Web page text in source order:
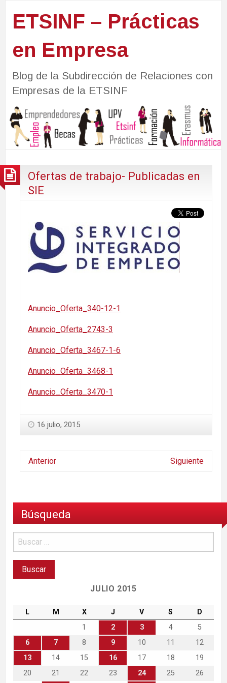
ETSINF – Prácticas
en Empresa
Blog de la Subdirección de Relaciones con
Empresas de la ETSINF
Ofertas de trabajo- Publicadas en
SIE
Anuncio_Oferta_340-12-1
Anuncio_Oferta_2743-3
Anuncio_Oferta_3467-1-6
Anuncio_Oferta_3468-1
Anuncio_Oferta_3470-1
16 julio, 2015
Anterior Siguiente
Búsqueda
JULIO 2015
L M X J V S
D
1
2 3 4
5
6
7 8 9 10 11
12
13
14 15 16 17 18
19
20
21 22 23 24 25
26